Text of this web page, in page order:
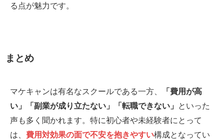
る点が魅力です。
まとめ
マケキャンは有名なスクールである一方、
「費用が高
い」「副業が成り立たない」「転職できない」
といった
声も多く聞かれます。特に初心者や未経験者にとって
は、 費用対効果の面で不安を抱きやすい構成となってい